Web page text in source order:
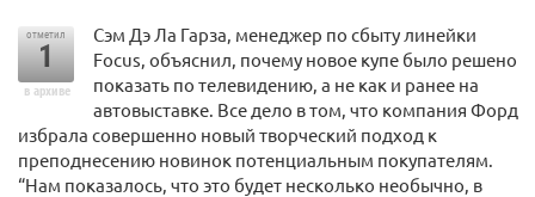
отметил
1
в архиве
Сэм Дэ Ла Гарза, менеджер по сбыту линейки
Focus, объяснил, почему новое купе было решено
показать по телевидению, а не как и ранее на
автовыставке. Все дело в том, что компания Форд
избрала совершенно новый творческий подход к
преподнесению новинок потенциальным покупателям.
“Нам показалось, что это будет несколько необычно, в